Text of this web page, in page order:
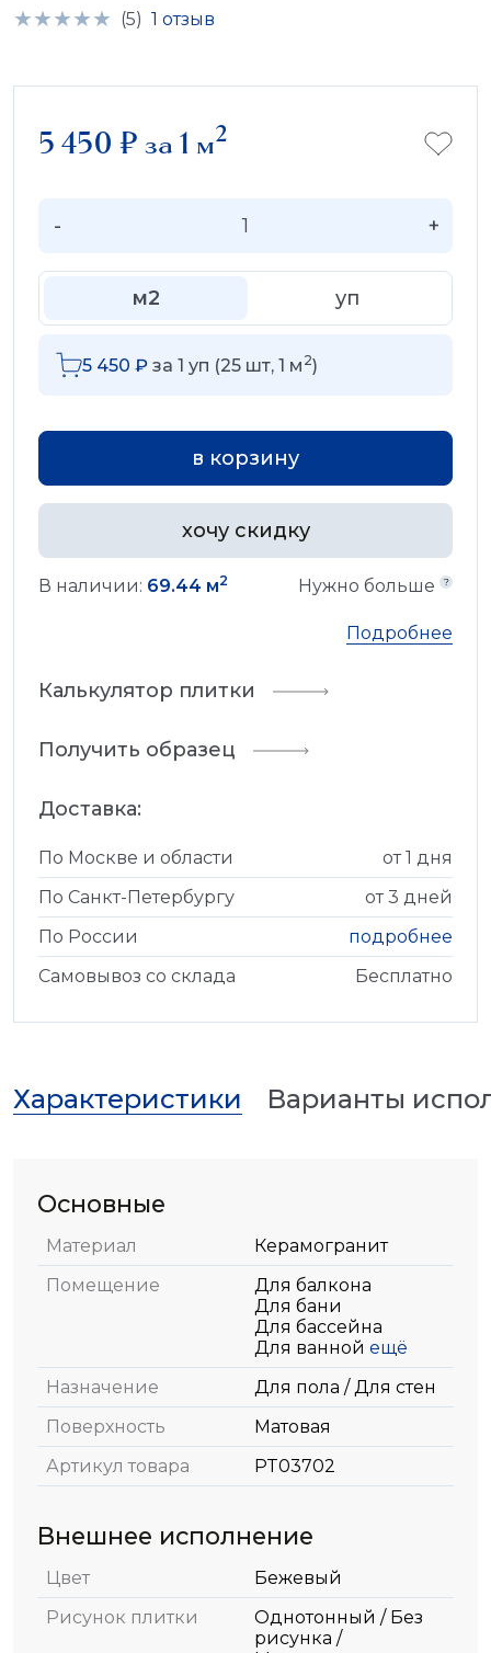
(5) 1 отзыв
5 450 ₽за 1 м2
- +
м2 уп
5 450 ₽ за 1 уп (25 шт, 1 м 2)
в корзину
хочу скидку
В наличии: 69.44 м2 Нужно больше
Подробнее
Калькулятор плитки
Получить образец
Доставка:
По Москве и области
от 1 дня
По Санкт-Петербургу
от 3 дней
По России
подробнее
Самовывоз со склада
Бесплатно
Характеристики Варианты
Основные
Материал
Керамогранит
Помещение
Для балкона
Для бани
Для бассейна
Для ванной ещё
Назначение
Для пола / Для стен
Поверхность
Матовая
Артикул товара
PT03702
Внешнее исполнение
Цвет
Бежевый
Рисунок плитки
Однотонный / Без
рисунка /